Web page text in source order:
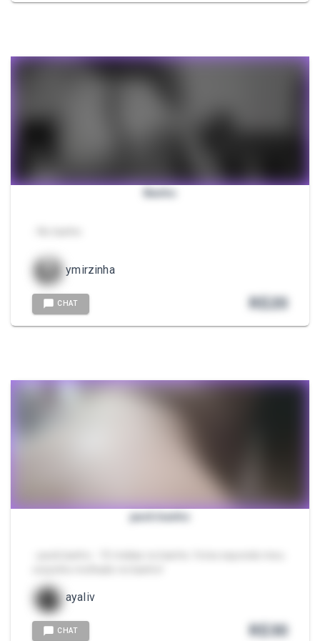
Banho
ymirzinha
CHAT R$20
pack banho
ayaliv
CHAT R$30